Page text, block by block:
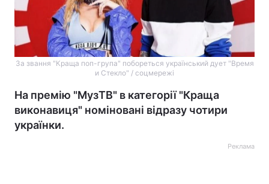
За звання "Краща поп-група" побореться український дует "Время
и Стекло" / соцмережі
На премію "МузТВ" в категорії "Краща
виконавиця" номіновані відразу чотири
українки.
Реклама